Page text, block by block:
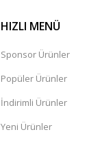
HIZLI MENÜ
Sponsor Ürünler
Popüler Ürünler
İndirimli Ürünler
Yeni Ürünler